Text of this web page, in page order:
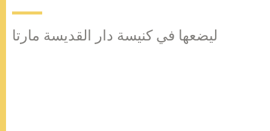
ليضعها في كنيسة دار القديسة مارتا